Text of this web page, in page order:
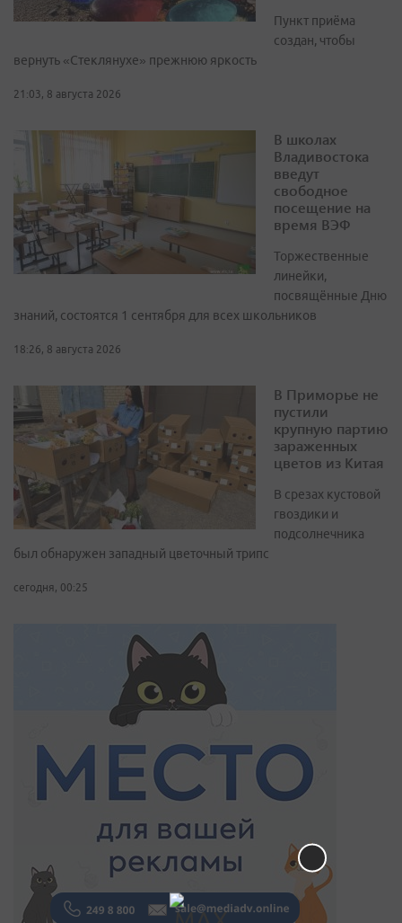
Пункт приёма
создан, чтобы
вернуть «Стеклянухе» прежнюю яркость
21:03, 8 августа 2026
В школах
Владивостока
введут
свободное
посещение на
время ВЭФ
Торжественные
линейки,
посвящённые Дню
знаний, состоятся 1 сентября для всех школьников
18:26, 8 августа 2026
В Приморье не
пустили
крупную партию
зараженных
цветов из Китая
В срезах кустовой
гвоздики и
подсолнечника
был обнаружен западный цветочный трипс
сегодня, 00:25